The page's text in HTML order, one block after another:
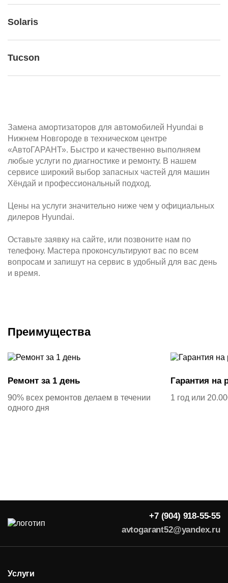
Solaris
Tucson
Замена амортизаторов для автомобилей Hyundai в
Нижнем Новгороде в техническом центре
«АвтоГАРАНТ». Быстро и качественно выполняем
любые услуги по диагностике и ремонту. В нашем
сервисе широкий выбор запасных частей для машин
Хёндай и профессиональный подход.
Цены на услуги значительно ниже чем у официальных
дилеров Hyundai.
Оставьте заявку на сайте, или позвоните нам по
телефону. Мастера проконсультируют вас по всем
вопросам и запишут на сервис в удобный для вас день
и время.
Преимущества
Ремонт за 1 день
90% всех ремонтов делаем в течении
одного дня
Гарантия на
1 год или
+7 (904) 918-55-55
avtogarant52@yandex.ru
Услуги